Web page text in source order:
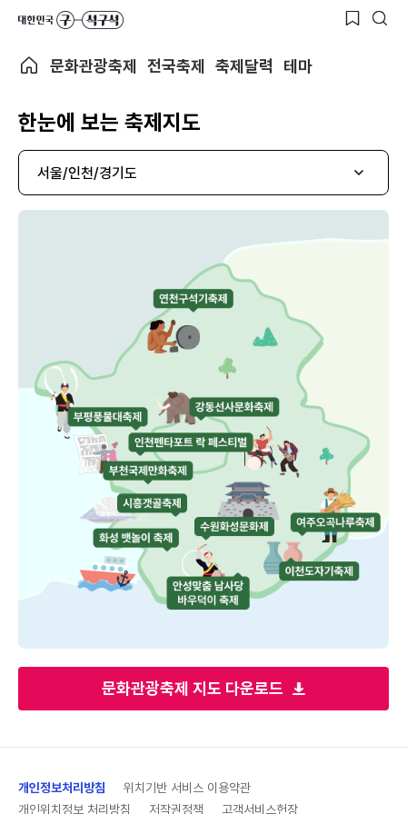
문화관광축제 전국축제 축제달력 테마
한눈에 보는 축제지도
문화관광축제 지도 다운로드
서울/인천/경기도
개인정보처리방침
위치기반 서비스 이용약관
개인위치정보 처리방침
저작권정책 고객서비스헌장